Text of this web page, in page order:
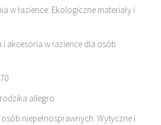
w łazience: Ekologiczne materiały i
akcesoria w łazience dla osób
allegro
niepełnosprawnych: Wytyczne i